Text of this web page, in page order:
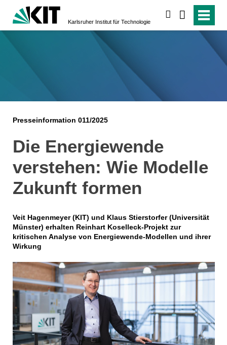
Karlsruher Institut für Technologie
Presseinformation 011/2025
Die Energiewende
verstehen: Wie Modelle
Zukunft formen
Veit Hagenmeyer (KIT) und Klaus Stierstorfer (Universität
Münster) erhalten Reinhart Koselleck-Projekt zur
kritischen Analyse von Energiewende-Modellen und ihrer
Wirkung